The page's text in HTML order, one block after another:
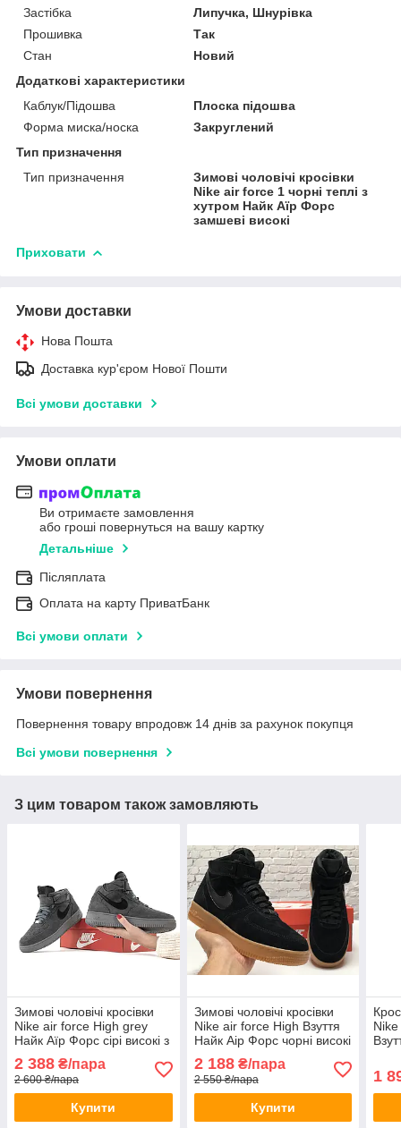
Застібка
Липучка, Шнурівка
Прошивка
Так
Стан
Новий
Додаткові характеристики
Каблук/Підошва
Плоска підошва
Форма миска/носка
Закруглений
Тип призначення
Тип призначення
Зимові чоловічі кросівки
Nike air force 1 чорні теплі з
хутром Найк Аїр Форс
замшеві високі
Приховати
Умови доставки
Нова Пошта
Доставка кур'єром Нової Пошти
Всі умови доставки
Умови оплати
Ви отримаєте замовлення
або гроші повернуться на вашу картку
Детальніше
Післяплата
Оплата на карту ПриватБанк
Всі умови оплати
Умови повернення
Повернення товару впродовж 14 днів за рахунок покупця
Всі умови повернення
З цим товаром також замовляють
Зимові чоловічі кросівки
Nike air force High grey
Найк Аїр Форс сірі високі з
2 388 ₴/пара
2 600 ₴/пара
Купити
Зимові чоловічі кросівки
Nike air force High Взуття
Найк Аір Форс чорні високі
2 188₴/пара
2 550 ₴/пара
Купити
1